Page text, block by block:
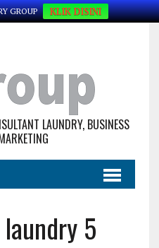
GROUP KLIK DISINI
LAUNDRY, BUSINESS
5